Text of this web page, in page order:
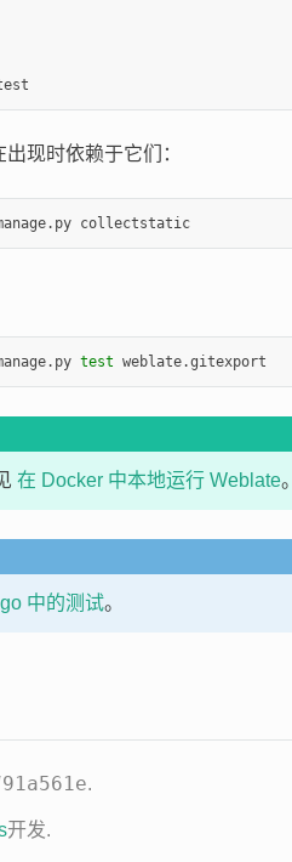
现时依赖于它们：
weblate.settings_test ./manage.py collectstatic
test
在 Docker 中本地运行 Weblate。
中的测试。
.
开发.